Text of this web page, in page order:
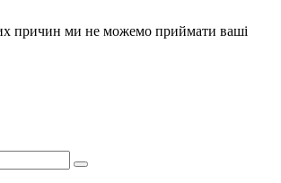
причин ми не можемо приймати ваші